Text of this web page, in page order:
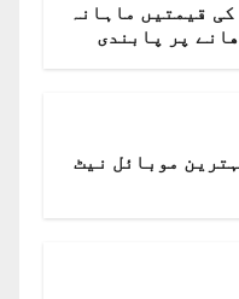
قیمتیں ماہانہ
پر پابندی
موبائل نیٹ